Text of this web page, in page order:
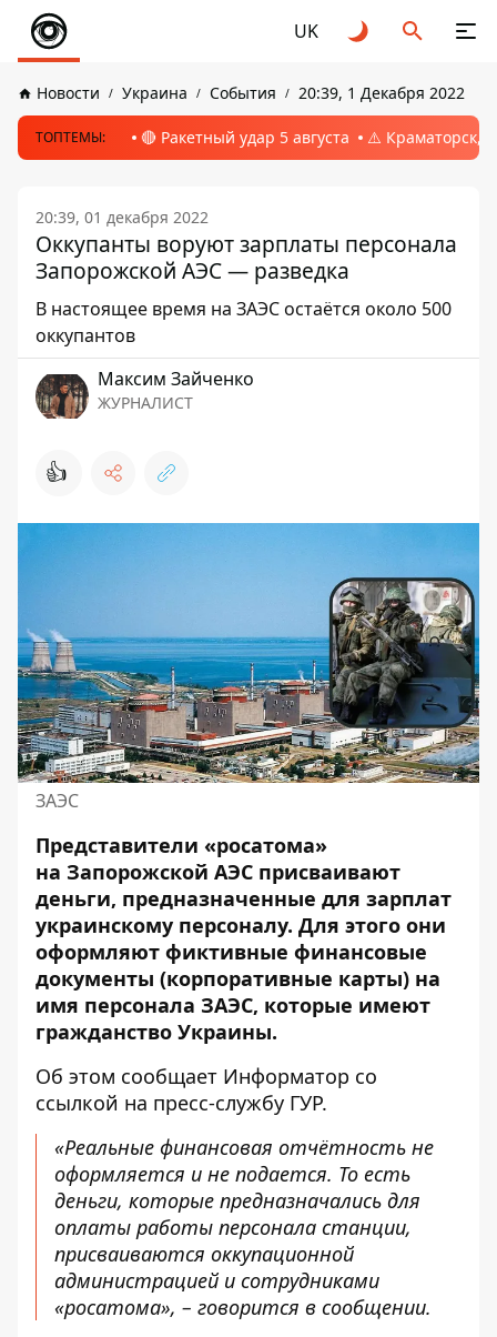
UK
Новости Украина События 20:39, 1 Декабря 2022
ТОПТЕМЫ: 🔴 Ракетный удар 5 августа ⚠️ Краматорск,
20:39, 01 декабря 2022
Оккупанты воруют зарплаты персонала
Запорожской АЭС — разведка
В настоящее время на ЗАЭС остаётся около 500
оккупантов
Максим Зайченко
ЖУРНАЛИСТ
👍
ЗАЭС
Представители «росатома»
на Запорожской АЭС присваивают
деньги, предназначенные для зарплат
украинскому персоналу. Для этого они
оформляют фиктивные финансовые
документы (корпоративные карты) на
имя персонала ЗАЭС, которые имеют
гражданство Украины.
Об этом сообщает Информатор со
ссылкой на пресс-службу ГУР.
«Реальные финансовая отчётность не
оформляется и не подается. То есть
деньги, которые предназначались для
оплаты работы персонала станции,
присваиваются оккупационной
администрацией и сотрудниками
«росатома», – говорится в сообщении.